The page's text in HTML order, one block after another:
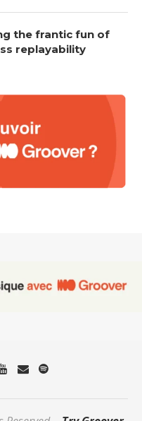
the frantic fun of
replayability